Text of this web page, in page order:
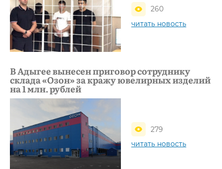
260
читать новость
В Адыгее вынесен приговор сотруднику
склада «Озон» за кражу ювелирных изделий
на 1 млн. рублей
279
читать новость